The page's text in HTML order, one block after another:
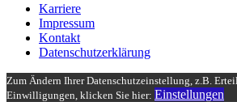
Karriere
Impressum
Kontakt
Datenschutzerklärung
Zum Ändern Ihrer Datenschutzeinstellung, z.B.
Einwilligungen, klicken Sie hier: Einstellungen